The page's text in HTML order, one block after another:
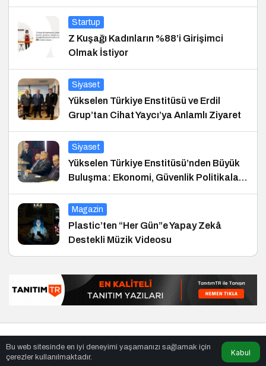
Startup
Z Kuşağı Kadınların %88’i Girişimci
Olmak İstiyor
Siyaset
Yükselen Türkiye Enstitüsü ve Erdil
Grup’tan Cihat Yaycı’ya Anlamlı Ziyaret
Siyaset
Yükselen Türkiye Enstitüsü’nden Büyük
Buluşma: Ekonomi, Güvenlik Politikaları
ve Hukuk Konferansı
Magazin
Plastic’ten “Her Gün”e Yapay Zekâ
Destekli Müzik Videosu
Bu web sitesinde en iyi deneyimi yaşamanızı sağlamak için
çerezler kullanılmaktadır.
Kabul
en iyiler
listesi ,bihaber, sağlıklı